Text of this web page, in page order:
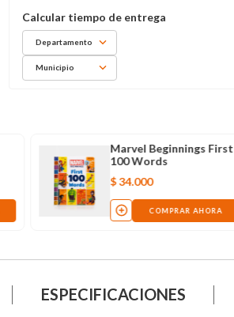
Departamento
Municipio
Marvel Beginnings First
100 Words
$34.000
COMPRAR AHORA
ESPECIFICACIONES